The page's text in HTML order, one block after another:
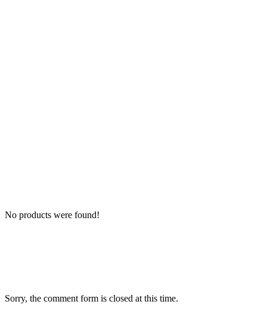
No products were found!
Sorry, the comment form is closed at this time.